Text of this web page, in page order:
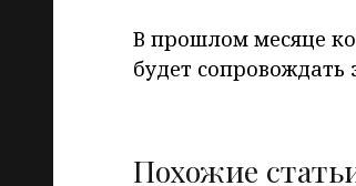
В прошлом месяце
будет сопровождать
Похожие